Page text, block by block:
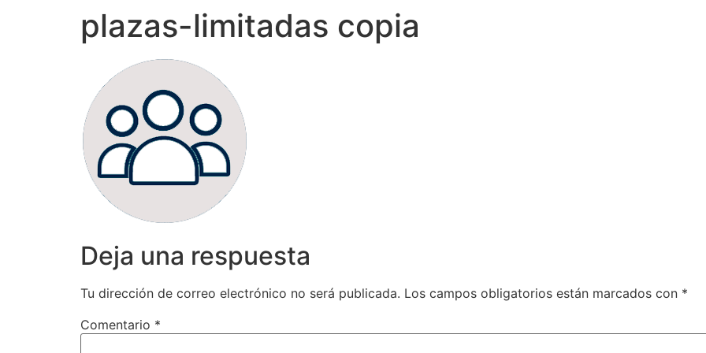
plazas-limitadas copia
Deja una respuesta
Tu dirección de correo electrónico no será publicada. Los campos obligatorios están marcados con *
Comentario *